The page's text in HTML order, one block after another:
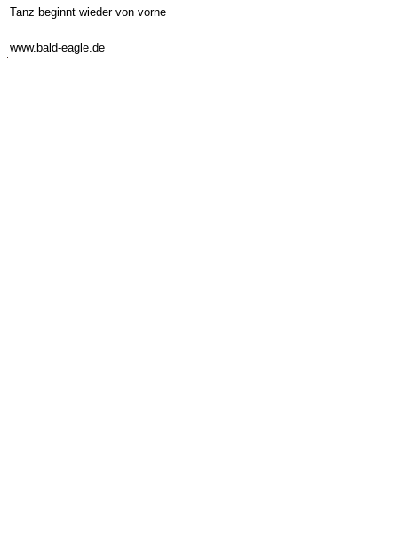
Tanz beginnt wieder von vorne
www.bald-eagle.de